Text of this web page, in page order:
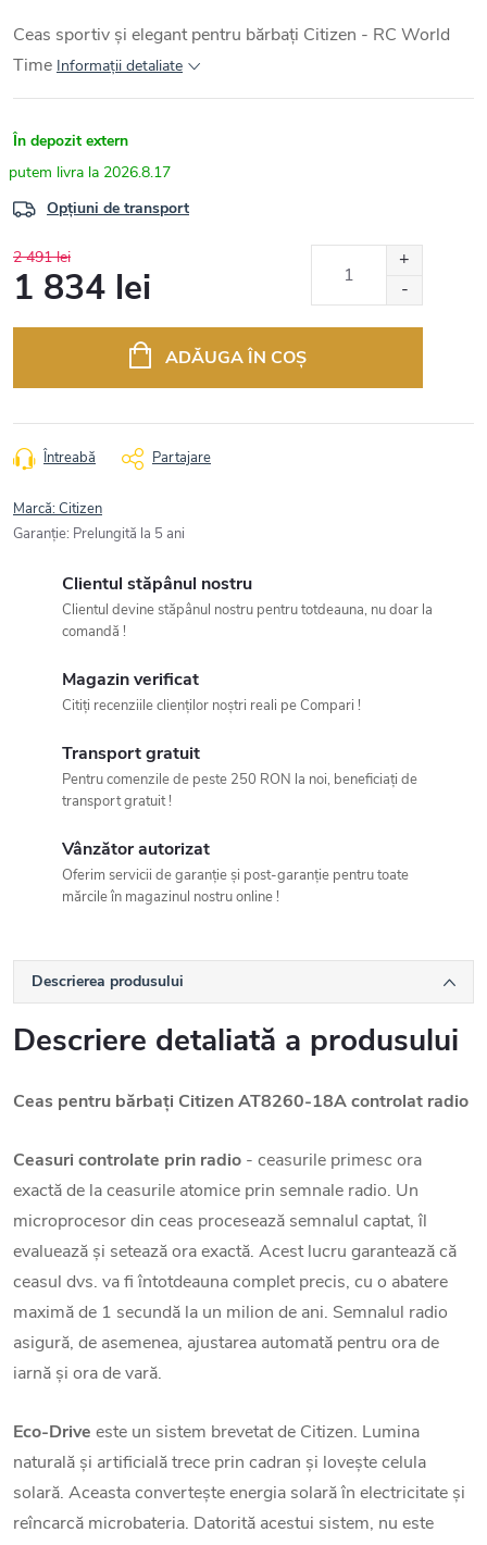
Ceas sportiv și elegant pentru bărbați Citizen - RC World
Time Informaţii detaliate
În depozit extern
2026.8.17
Opțiuni de transport
2 491 lei
1 834 lei
ADĂUGA ÎN COŞ
Întreabă Partajare
Marcă:Citizen
Garanţie: Prelungită la 5 ani
Clientul stăpânul nostru
Clientul devine stăpânul nostru pentru totdeauna, nu doar la
comandă !
Magazin verificat
Citiți recenziile clienților noștri reali pe Compari !
Transport gratuit
Pentru comenzile de peste 250 RON la noi, beneficiați de
transport gratuit !
Vânzător autorizat
Oferim servicii de garanție și post-garanție pentru toate
mărcile în magazinul nostru online !
Descrierea produsului
Descriere detaliată a produsului
Ceas pentru bărbați Citizen AT8260-18A controlat radio
Ceasuri controlate prin radio - ceasurile primesc ora
exactă de la ceasurile atomice prin semnale radio. Un
microprocesor din ceas procesează semnalul captat, îl
evaluează și setează ora exactă. Acest lucru garantează că
ceasul dvs. va fi întotdeauna complet precis, cu o abatere
maximă de 1 secundă la un milion de ani. Semnalul radio
asigură, de asemenea, ajustarea automată pentru ora de
iarnă și ora de vară.
Eco-Drive este un sistem brevetat de Citizen. Lumina
naturală și artificială trece prin cadran și lovește celula
solară. Aceasta convertește energia solară în electricitate și
reîncarcă microbateria. Datorită acestui sistem, nu este